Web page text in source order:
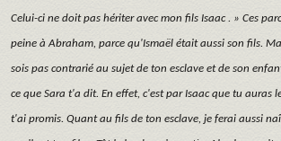
Celui-ci ne doit pas hériter avec mon fils Isaac . » Ces
peine à Abraham, parce qu'Ismaël était aussi son fils.
sois pas contrarié au sujet de ton esclave et de son
ce que Sara t'a dit. En effet, c'est par Isaac que tu auras
t'ai promis. Quant au fils de ton esclave, je ferai aussi